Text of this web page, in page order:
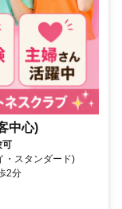
中心)
可
・スタンダード)
2分